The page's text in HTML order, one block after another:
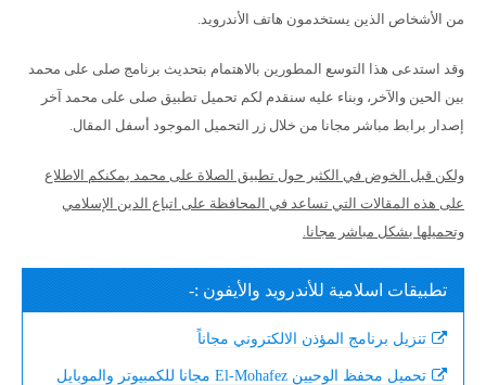
من الأشخاص الذين يستخدمون هاتف الأندرويد.
وقد استدعى هذا التوسع المطورين بالاهتمام بتحديث برنامج صلى على محمد
بين الحين والآخر، وبناء عليه سنقدم لكم تحميل تطبيق صلى على محمد آخر
إصدار برابط مباشر مجانا من خلال زر التحميل الموجود أسفل المقال.
ولكن قبل الخوض في الكثير حول تطبيق الصلاة على محمد يمكنكم الاطلاع
على هذه المقالات التي تساعد في المحافظة على اتباع الدين الإسلامي
وتحميلها بشكل مباشر مجانا.
تطبيقات اسلامية للأندرويد والأيفون :-
تنزيل برنامج المؤذن الالكتروني مجاناً
تحميل محفظ الوحيين El-Mohafez مجانا للكمبيوتر والموبايل